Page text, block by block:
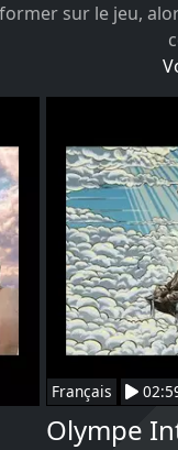
sur le jeu,
Français
Olympe